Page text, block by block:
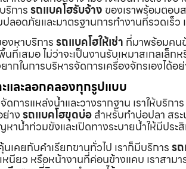
ริการรถแบคโฮรับจ้าง ของเราพร้อมตอ
ปลอดภัยและมาตรฐานการทำงานที่รวดเร็
งหาบริการรถแบคโฮให้เช่า ที่มาพร้อมคน
ที่เสมอ ไม่ว่าจะเป็นงานรับเหมาสเกลเล็ก
ากในการบริหารจัดการเครื่องจักรเองได้อ
ะและลอกคลองทุกรูปแบบ
ดการแหล่งน้ำและวางรากฐาน เราให้บริการ
างรถแบคโฮขุดบ่อสำหรับทำบ่อปลา สร
าน้ำท่วมขังและเปิดทางระบายน้ำให้มีปร
เคยกับคำเรียกขานทั่วไป เราก็มีบริการร
นียว หรือหน้างานที่ค่อนข้างแคบ เราสาม